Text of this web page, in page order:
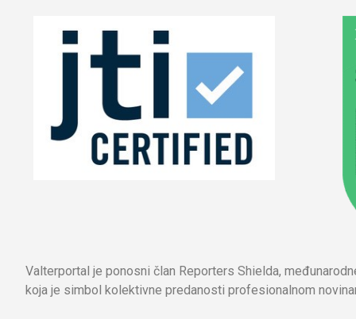
Valterportal je ponosni član Reporters Shielda,
koja je simbol kolektivne predanosti profesionalnom